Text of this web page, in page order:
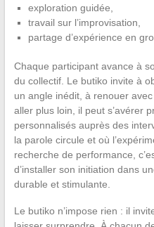
exploration guidée,
travail sur l’improvisation,
partage d’expérience en
Chaque participant avance à
du collectif. Le butiko invite à
un angle inédit, à renouer
aller plus loin, il peut s’avérer
personnalisés auprès des
la parole circule et où
recherche de performance,
d’installer son initiation dans
durable et stimulante.
Le butiko n’impose rien : il